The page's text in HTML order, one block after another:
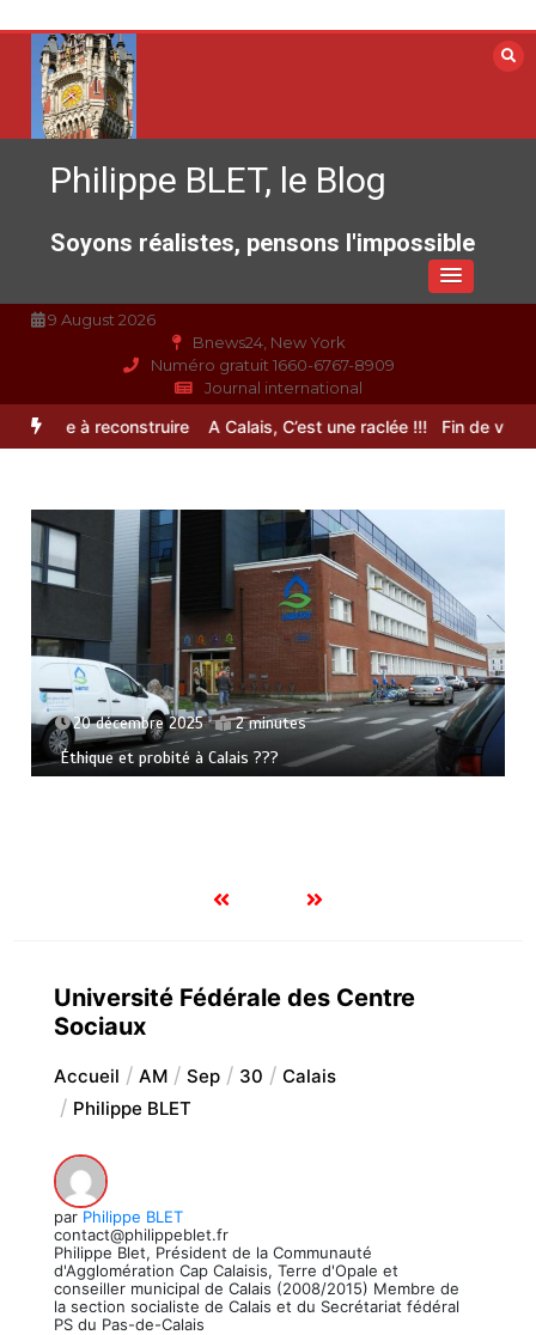
contenu
Philippe BLET, le Blog
Soyons réalistes, pensons l'impossible
9 August 2026
Bnews24, New York
Numéro gratuit 1660-6767-8909
Journal international
à reconstruire A Calais, C’est une raclée !!! Fin de vie :
20 décembre 2025 2 minutes
Éthique et probité à Calais ???
Université Fédérale des Centre
Sociaux
Accueil AM Sep 30
Calais
Philippe BLET
par Philippe BLET
contact@philippeblet.fr
Philippe Blet, Président de la Communauté
d'Agglomération Cap Calaisis, Terre d'Opale et
conseiller municipal de Calais (2008/2015) Membre de
la section socialiste de Calais et du Secrétariat fédéral
PS du Pas-de-Calais